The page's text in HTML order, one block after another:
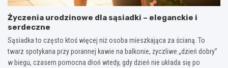
Życzenia urodzinowe dla sąsiadki – eleganckie i
serdeczne
Sąsiadka to często ktoś więcej niż osoba mieszkająca za ścianą. To
twarz spotykana przy porannej kawie na balkonie, życzliwe „dzień dobry”
w biegu, czasem pomocna dłoń wtedy, gdy dzień nie układa się po